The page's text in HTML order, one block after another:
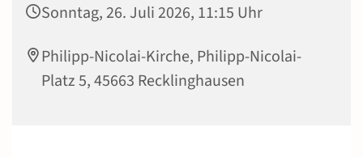
Sonntag, 26. Juli 2026, 11:15 Uhr
Philipp-Nicolai-Kirche, Philipp-Nicolai-
Platz 5, 45663 Recklinghausen